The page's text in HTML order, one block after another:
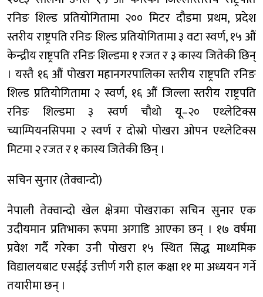
रनिङ शिल्ड प्रतियोगितामा २०० मिटर दौडमा प्रथम, प्रदेश
स्तरीय राष्ट्रपति रनिङ शिल्ड प्रतियोगितामा ३ वटा स्वर्ण, १५ औं
केन्द्रीय राष्ट्रपति रनिङ शिल्डमा १ रजत र ३ कास्य जितेकी छिन्
। यस्तै १६ औं पोखरा महानगरपालिका स्तरीय राष्ट्रपति रनिङ
शिल्ड प्रतियोगितामा २ स्वर्ण, १६ औं जिल्ला स्तरीय राष्ट्रपति
रनिङ शिल्डमा ३ स्वर्ण चौथो यू–२० एथ्लेटिक्स
च्याम्पियनसिपमा २ स्वर्ण र दोस्रो पोखरा ओपन एथ्लेटिक्स
मिटमा २ रजत र १ कास्य जितेकी छिन् ।
सचिन सुनार (तेक्वान्दो)
नेपाली तेक्वान्दो खेल क्षेत्रमा पोखराका सचिन सुनार एक
उदीयमान प्रतिभाका रूपमा अगाडि आएका छन् । १७ वर्षमा
प्रवेश गर्दै गरेका उनी पोखरा १५ स्थित सिद्ध माध्यमिक
विद्यालयबाट एसईई उत्तीर्ण गरी हाल कक्षा ११ मा अध्ययन गर्ने
तयारीमा छन् ।